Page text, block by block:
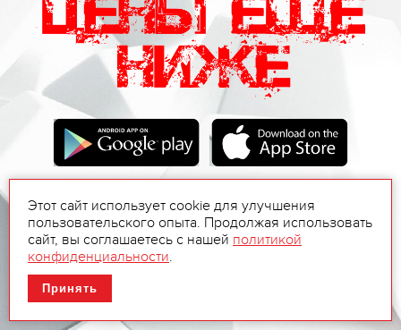
Этот сайт использует cookie для улучшения
пользовательского опыта. Продолжая использовать
сайт, вы соглашаетесь с нашей политикой
конфиденциальности.
Принять